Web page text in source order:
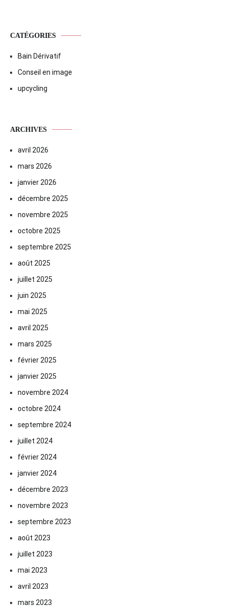
CATÉGORIES
Bain Dérivatif
Conseil en image
upcycling
ARCHIVES
avril 2026
mars 2026
janvier 2026
décembre 2025
novembre 2025
octobre 2025
septembre 2025
août 2025
juillet 2025
juin 2025
mai 2025
avril 2025
mars 2025
février 2025
janvier 2025
novembre 2024
octobre 2024
septembre 2024
juillet 2024
février 2024
janvier 2024
décembre 2023
novembre 2023
septembre 2023
août 2023
juillet 2023
mai 2023
avril 2023
mars 2023